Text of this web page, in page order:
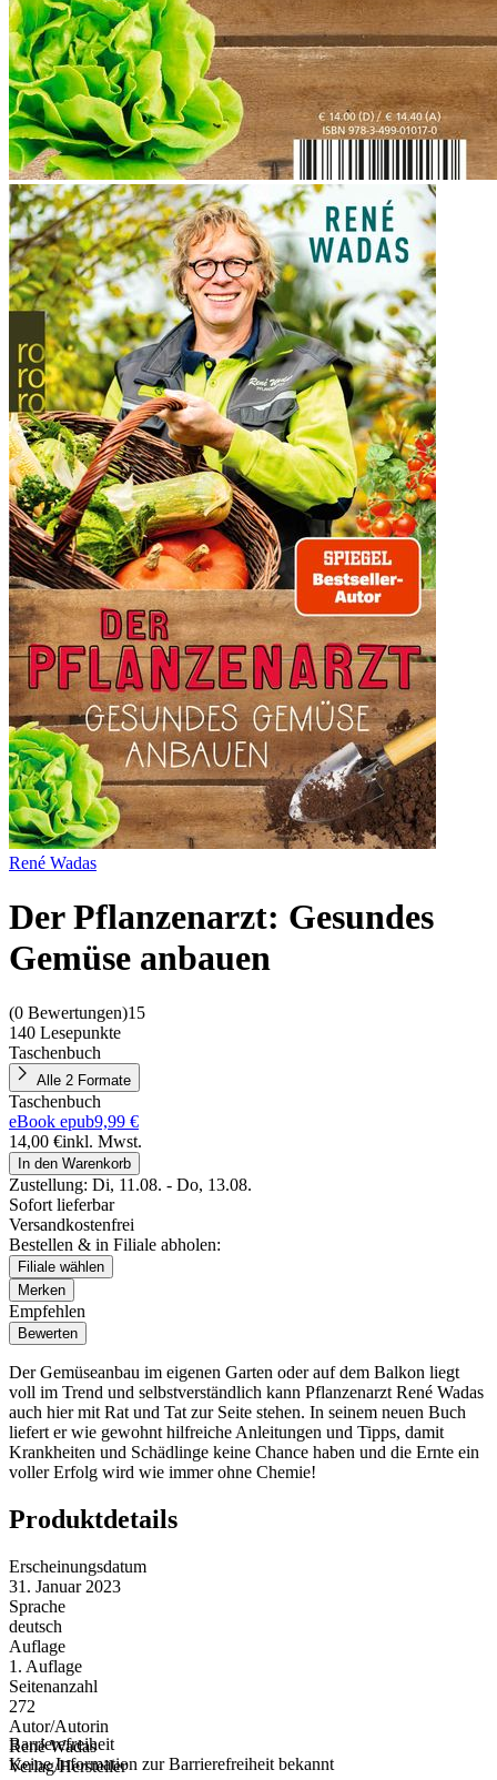
René Wadas
Der Pflanzenarzt: Gesundes
Gemüse anbauen
(0 Bewertungen)15
140 Lesepunkte
Taschenbuch
Alle 2 Formate
Taschenbuch
eBook epub9,99 €
14,00 €inkl. Mwst.
In den Warenkorb
Zustellung: Di, 11.08. - Do, 13.08.
Sofort lieferbar
Versandkostenfrei
Bestellen & in Filiale abholen:
Filiale wählen
Merken
Empfehlen
Bewerten
Der Gemüseanbau im eigenen Garten oder auf dem Balkon liegt
voll im Trend und selbstverständlich kann Pflanzenarzt René Wadas
auch hier mit Rat und Tat zur Seite stehen. In seinem neuen Buch
liefert er wie gewohnt hilfreiche Anleitungen und Tipps, damit
Krankheiten und Schädlinge keine Chance haben und die Ernte ein
voller Erfolg wird wie immer ohne Chemie!
Produktdetails
Erscheinungsdatum
31. Januar 2023
Sprache
deutsch
Auflage
1. Auflage
Seitenanzahl
272
Autor/Autorin
René Wadas
Verlag/Hersteller
Barrierefreiheit
Keine Information zur Barrierefreiheit bekannt